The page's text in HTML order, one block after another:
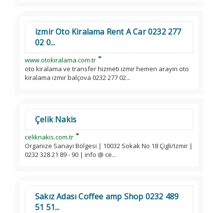
izmir Oto Kiralama Rent A Car 0232 277
02 0...
www.otokiralama.com.tr
oto kiralama ve transfer hizmeti izmir hemen arayin oto
kiralama izmir balçova 0232 277 02...
Çelik Nakis
celiknakis.com.tr
Organize Sanayi Bölgesi | 10032 Sokak No 18 Çigli/Izmir |
0232 328 21 89 - 90 | info @ ce...
Sakız Adası Coffee amp Shop 0232 489
51 51...